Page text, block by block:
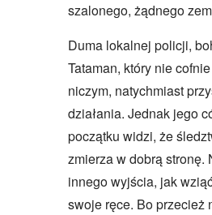
szalonego, żądnego
Duma lokalnej policji,
Tataman, który nie
niczym, natychmiast
działania. Jednak jego
początku widzi, że
zmierza w dobrą stronę.
innego wyjścia, jak
swoje ręce. Bo przecież